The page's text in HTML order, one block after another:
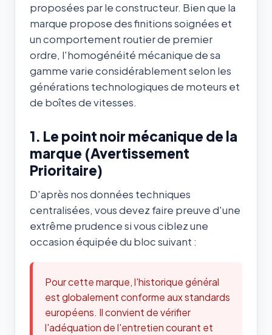
proposées par le constructeur. Bien que la
marque propose des finitions soignées et
un comportement routier de premier
ordre, l'homogénéité mécanique de sa
gamme varie considérablement selon les
générations technologiques de moteurs et
de boîtes de vitesses.
1. Le point noir mécanique de la
marque (Avertissement
Prioritaire)
D'après nos données techniques
centralisées, vous devez faire preuve d'une
extrême prudence si vous ciblez une
occasion équipée du bloc suivant :
Pour cette marque, l'historique général
est globalement conforme aux standards
européens. Il convient de vérifier
l'adéquation de l'entretien courant et